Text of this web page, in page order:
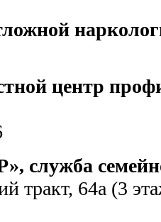
центр
тракт, 64а (3